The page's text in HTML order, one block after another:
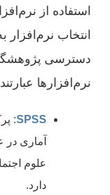
استفاده از
انتخاب
دسترسی
نرم‌افزارها
SPSS:
آماری در
علوم
دارد.